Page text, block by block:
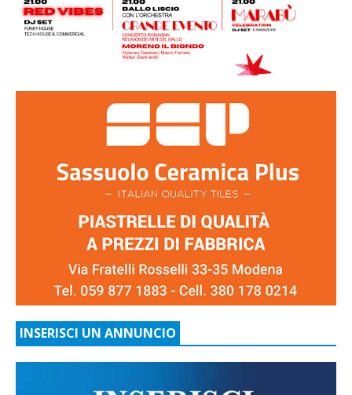
INSERISCI UN ANNUNCIO